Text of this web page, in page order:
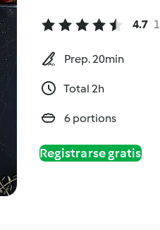
4.7
Prep. 20min
Total 2h
6 portions
Registrarse gratis